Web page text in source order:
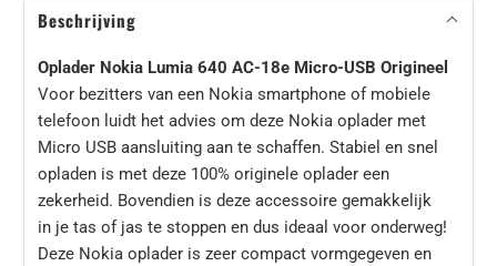
Beschrijving
Oplader Nokia Lumia 640 AC-18e Micro-USB Origineel
Voor bezitters van een Nokia smartphone of mobiele
telefoon luidt het advies om deze Nokia oplader met
Micro USB aansluiting aan te schaffen. Stabiel en snel
opladen is met deze 100% originele oplader een
zekerheid. Bovendien is deze accessoire gemakkelijk
in je tas of jas te stoppen en dus ideaal voor onderweg!
Deze Nokia oplader is zeer compact vormgegeven en